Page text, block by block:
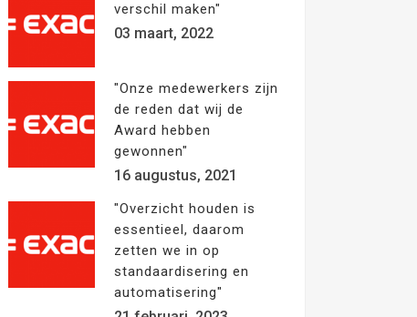
verschil maken"
03 maart, 2022
"Onze medewerkers zijn
de reden dat wij de
Award hebben
gewonnen"
16 augustus, 2021
"Overzicht houden is
essentieel, daarom
zetten we in op
standaardisering en
automatisering"